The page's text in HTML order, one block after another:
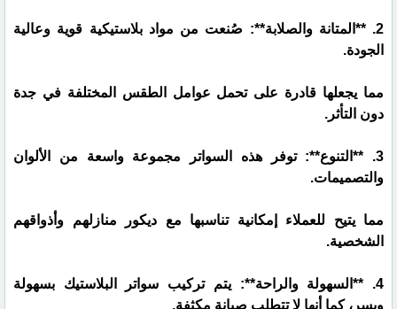
2. **المتانة والصلابة**: صُنعت من مواد بلاستيكية قوية وعالية
الجودة.
مما يجعلها قادرة على تحمل عوامل الطقس المختلفة في جدة
دون التأثر.
3. **التنوع**: توفر هذه السواتر مجموعة واسعة من الألوان
والتصميمات.
مما يتيح للعملاء إمكانية تناسبها مع ديكور منازلهم وأذواقهم
الشخصية.
4. **السهولة والراحة**: يتم تركيب سواتر البلاستيك بسهولة
ويسر، كما أنها لا تتطلب صيانة مكثفة.